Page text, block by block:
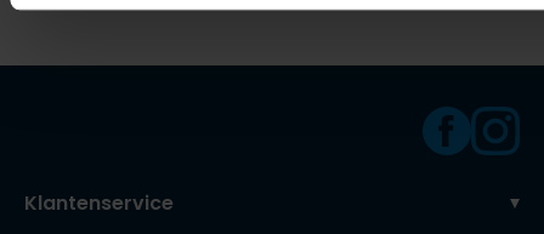
Klantenservice